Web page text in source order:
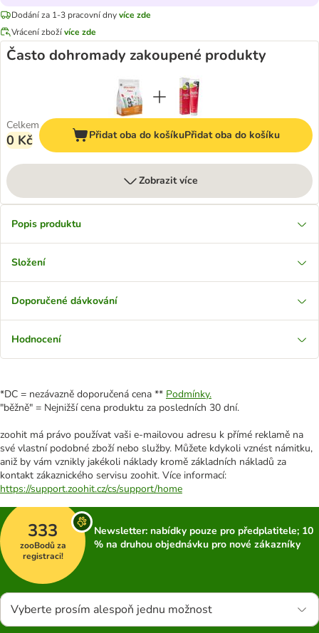
Dodání za 1-3 pracovní dnyvíce zde
Vrácení zbožívíce zde
Často dohromady zakoupené produkty
Celkem
0 Kč Přidat oba do košíkuPřidat oba do košíku
Zobrazit více
Popis produktu
Složení
Doporučené dávkování
Hodnocení
*DC = nezávazně doporučená cena ** Podmínky.
"běžně" = Nejnižší cena produktu za posledních 30 dní.
zoohit má právo používat vaši e-mailovou adresu k přímé reklamě na
své vlastní podobné zboží nebo služby. Můžete kdykoli vznést námitku,
aniž by vám vznikly jakékoli náklady kromě základních nákladů za
kontakt zákaznického servisu zoohit. Více informací:
https://support.zoohit.cz/cs/support/home
333
zooBodů za
registraci!
Newsletter: nabídky pouze pro předplatitele; 10
% na druhou objednávku pro nové zákazníky
Vyberte prosím alespoň jednu možnost